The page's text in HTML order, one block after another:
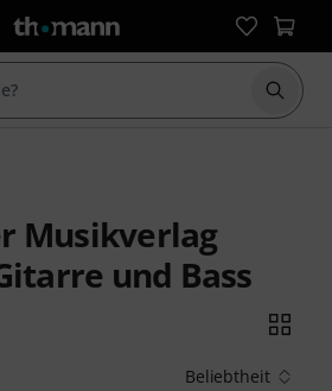
Suche
Musikverlag
und Bass
Beliebtheit